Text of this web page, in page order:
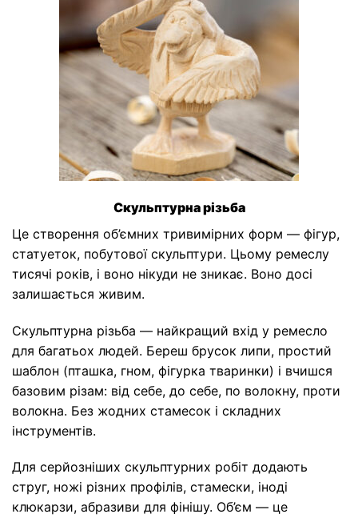
Скульптурна різьба
Це створення об’ємних тривимірних форм — фігур,
статуеток, побутової скульптури. Цьому ремеслу
тисячі років, і воно нікуди не зникає. Воно досі
залишається живим.
Скульптурна різьба — найкращий вхід у ремесло
для багатьох людей. Береш брусок липи, простий
шаблон (пташка, гном, фігурка тваринки) і вчишся
базовим різам: від себе, до себе, по волокну, проти
волокна. Без жодних стамесок і складних
інструментів.
Для серйозніших скульптурних робіт додають
струг, ножі різних профілів, стамески, іноді
клюкарзи, абразиви для фінішу. Об’єм — це